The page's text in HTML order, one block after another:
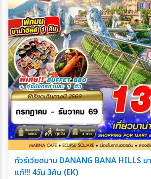
ทัวร์เวียดนาม DANANG BANA HILLS บ
แท้!!! 4วัน 3คืน (EK)